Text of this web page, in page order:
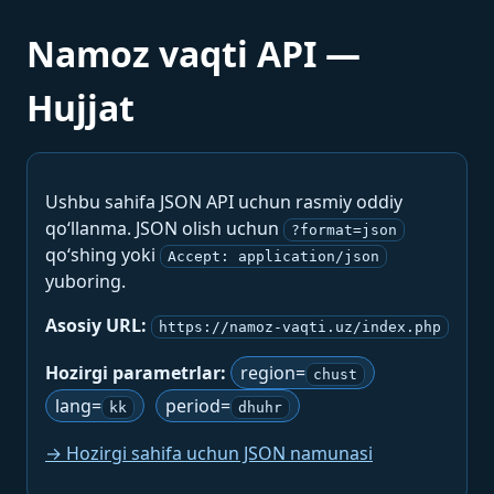
Namoz vaqti API —
Hujjat
Ushbu sahifa JSON API uchun rasmiy oddiy
qo‘llanma. JSON olish uchun
?format=json
qo‘shing yoki Accept: application/json
yuboring.
Asosiy URL:
https://namoz-vaqti.uz/index.php
Hozirgi parametrlar: region= chust
lang= kk period= dhuhr
→ Hozirgi sahifa uchun JSON namunasi